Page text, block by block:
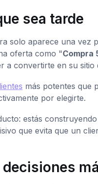
sea tarde
solo aparece una vez
oferta como "Compra
a convertirte en su sitio
más potentes que
por elegirte.
estás
que evita que un